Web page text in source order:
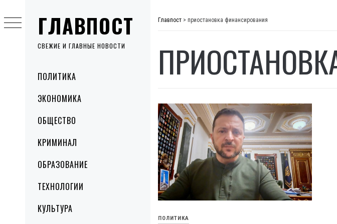
ГЛАВПОСТ
СВЕЖИЕ И ГЛАВНЫЕ НОВОСТИ
MenuПОЛИТИКА
ЭКОНОМИКА
ОБЩЕСТВО
КРИМИНАЛ
ОБРАЗОВАНИЕ
ТЕХНОЛОГИИ
КУЛЬТУРА
to
content
Главпост > приостановка финансирования
ПОЛИТИКА